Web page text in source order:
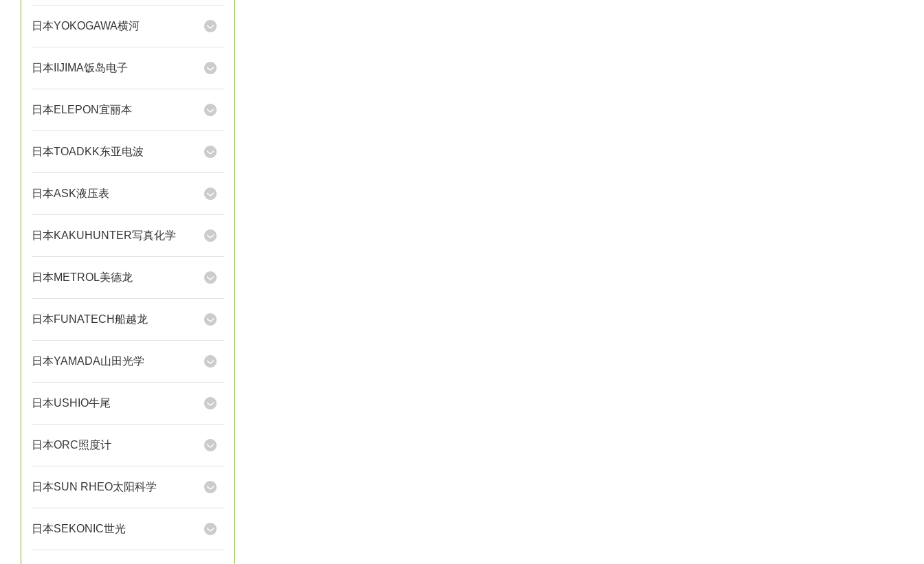
日本YOKOGAWA横河
日本IIJIMA饭岛电子
日本ELEPON宜丽本
日本TOADKK东亚电波
日本ASK液压表
日本KAKUHUNTER写真化学
日本METROL美德龙
日本FUNATECH船越龙
日本YAMADA山田光学
日本USHIO牛尾
日本ORC照度计
日本SUN RHEO太阳科学
日本SEKONIC世光